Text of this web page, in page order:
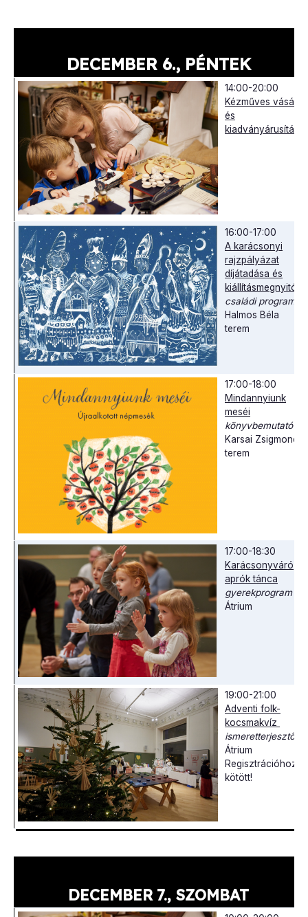
DECEMBER 6., PÉNTEK
14:00-20:00
Kézműves vásár
és
kiadványárusítás
16:00-17:00
A karácsonyi
rajzpályázat
díjátadása és
kiállításmegnyitó
családi program
Halmos Béla
terem
17:00-18:00
Mindannyiunk
meséi
könyvbemutató
Karsai Zsigmond
terem
17:00-18:30
Karácsonyváró
aprók tánca
gyerekprogram
Átrium
19:00-21:00
Adventi folk-
kocsmakvíz
ismeretterjesztő
Átrium
Regisztrációhoz
kötött!
DECEMBER 7., SZOMBAT